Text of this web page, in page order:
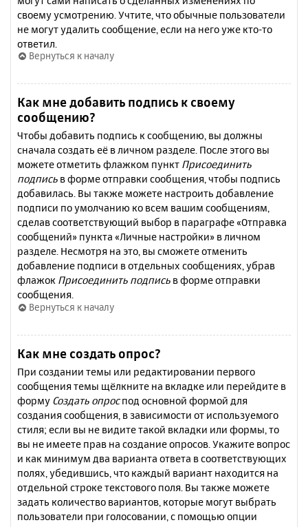
своему усмотрению. Учтите, что обычные пользователи
не могут удалить сообщение, если на него уже кто-то
ответил.
Вернуться к началу
Как мне добавить подпись к своему
сообщению?
Чтобы добавить подпись к сообщению, вы должны
сначала создать её в личном разделе. После этого вы
можете отметить флажком пункт Присоединить
подпись в форме отправки сообщения, чтобы подпись
добавилась. Вы также можете настроить добавление
подписи по умолчанию ко всем вашим сообщениям,
сделав соответствующий выбор в параграфе «Отправка
сообщений» пункта «Личные настройки» в личном
разделе. Несмотря на это, вы сможете отменить
добавление подписи в отдельных сообщениях, убрав
флажок Присоединить подпись в форме отправки
сообщения.
Вернуться к началу
Как мне создать опрос?
При создании темы или редактировании первого
сообщения темы щёлкните на вкладке или перейдите в
форму Создать опроспод основной формой для
создания сообщения, в зависимости от используемого
стиля; если вы не видите такой вкладки или формы, то
вы не имеете прав на создание опросов. Укажите вопрос
и как минимум два варианта ответа в соответствующих
полях, убедившись, что каждый вариант находится на
отдельной строке текстового поля. Вы также можете
задать количество вариантов, которые могут выбрать
пользователи при голосовании, с помощью опции